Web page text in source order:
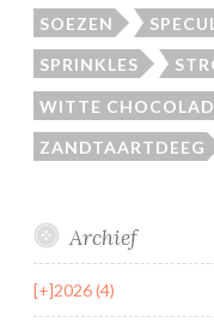
SOEZEN
SPRINKLES
WITTE
ZANDTAARTDEEG
Archief
[+]2026 (4)